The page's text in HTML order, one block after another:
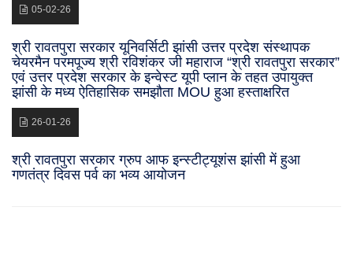
05-02-26
श्री रावतपुरा सरकार यूनिवर्सिटी झांसी उत्तर प्रदेश संस्थापक
चेयरमैन परमपूज्य श्री रविशंकर जी महाराज “श्री रावतपुरा सरकार”
एवं उत्तर प्रदेश सरकार के इन्वेस्ट यूपी प्लान के तहत उपायुक्त
झांसी के मध्य ऐतिहासिक समझौता MOU हुआ हस्ताक्षरित
26-01-26
श्री रावतपुरा सरकार ग्रुप आफ इन्स्टीट्यूशंस झांसी में हुआ
गणतंत्र दिवस पर्व का भव्य आयोजन